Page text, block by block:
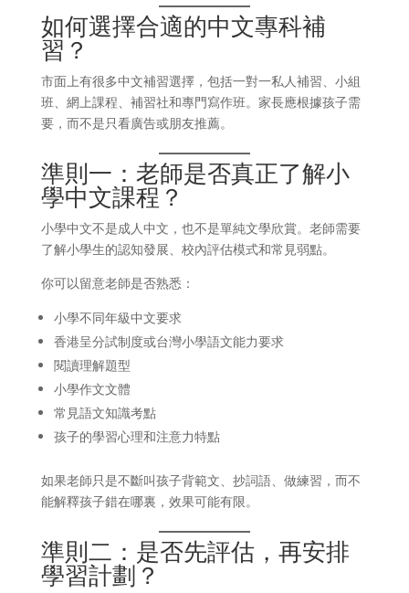
如何選擇合適的中文專科補
習？
市面上有很多中文補習選擇，包括一對一私人補習、小組
班、網上課程、補習社和專門寫作班。家長應根據孩子需
要，而不是只看廣告或朋友推薦。
準則一：老師是否真正了解小
學中文課程？
小學中文不是成人中文，也不是單純文學欣賞。老師需要
了解小學生的認知發展、校內評估模式和常見弱點。
你可以留意老師是否熟悉：
小學不同年級中文要求
香港呈分試制度或台灣小學語文能力要求
閱讀理解題型
小學作文文體
常見語文知識考點
孩子的學習心理和注意力特點
如果老師只是不斷叫孩子背範文、抄詞語、做練習，而不
能解釋孩子錯在哪裏，效果可能有限。
準則二：是否先評估，再安排
學習計劃？